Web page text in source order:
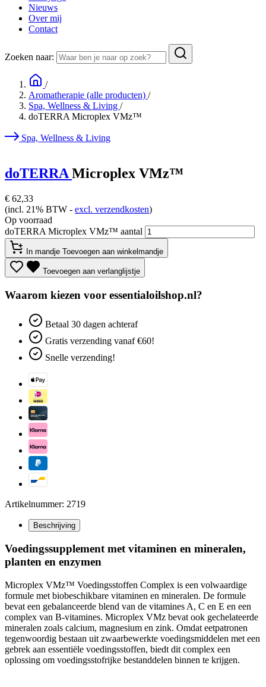
Nieuws
Over mij
Contact
Zoeken naar:
/
Aromatherapie (alle producten) /
Spa, Wellness & Living /
doTERRA Microplex VMz™
Spa, Wellness & Living
doTERRAMicroplex VMz™
€ 62,33
(incl. 21% BTW - excl. verzendkosten)
Op voorraad
doTERRA Microplex VMz™ aantal
In mandje Toevoegen aan winkelmandje
Toevoegen aan verlanglijstje
Waarom kiezen voor essentialoilshop.nl?
Betaal 30 dagen achteraf
Gratis verzending vanaf €60!
Snelle verzending!
Artikelnummer: 2719
Beschrijving
Voedingssupplement met vitaminen en mineralen,
planten en enzymen
Microplex VMz™ Voedingsstoffen Complex is een volwaardige
formule met biobeschikbare vitaminen en mineralen. De formule
bevat een gebalanceerde blend van de vitamines A, C en E en een
complex van B-vitamines. Microplex VMz bevat ook gechelateerde
mineralen zoals calcium, magnesium en zink. Omdat eetpatronen
tegenwoordig bestaan uit zwaarbewerkte voedingsmiddelen met een
gebrek aan essentiële voedingsstoffen, biedt dit complex een
oplossing om voedingsstofrijke bestanddelen binnen te krijgen.